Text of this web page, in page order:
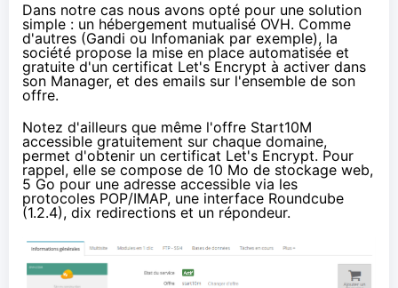
Dans notre cas nous avons opté pour une solution
simple : un hébergement mutualisé OVH. Comme
d'autres (Gandi ou Infomaniak par exemple), la
société propose la mise en place automatisée et
gratuite d'un certificat Let's Encrypt à activer dans
son Manager, et des emails sur l'ensemble de son
offre.
Notez d'ailleurs que même l'offre Start10M
accessible gratuitement sur chaque domaine,
permet d'obtenir un certificat Let's Encrypt. Pour
rappel, elle se compose de 10 Mo de stockage web,
5 Go pour une adresse accessible via les
protocoles POP/IMAP, une interface Roundcube
(1.2.4), dix redirections et un répondeur.